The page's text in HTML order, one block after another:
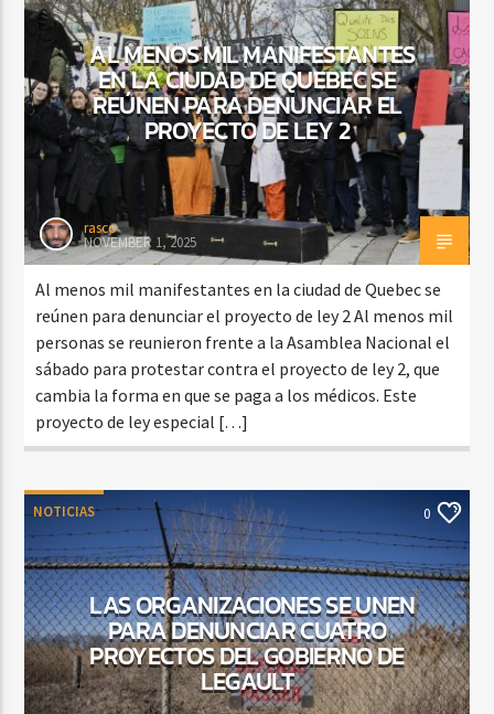
AL MENOS MIL MANIFESTANTES
EN LA CIUDAD DE QUEBEC SE
REÚNEN PARA DENUNCIAR EL
PROYECTO DE LEY 2
rasco
NOVEMBER 1, 2025
Al menos mil manifestantes en la ciudad de Quebec se
reúnen para denunciar el proyecto de ley 2 Al menos mil
personas se reunieron frente a la Asamblea Nacional el
sábado para protestar contra el proyecto de ley 2, que
cambia la forma en que se paga a los médicos. Este
proyecto de ley especial […]
NOTICIAS 0
LAS ORGANIZACIONES SE UNEN
PARA DENUNCIAR CUATRO
PROYECTOS DEL GOBIERNO DE
LEGAULT